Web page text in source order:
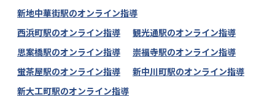
新地中華街駅のオンライン指導
西浜町駅のオンライン指導
観光通駅のオンライン指導
思案橋駅のオンライン指導
崇福寺駅のオンライン指導
蛍茶屋駅のオンライン指導
新中川町駅のオンライン指導
新大工町駅のオンライン指導